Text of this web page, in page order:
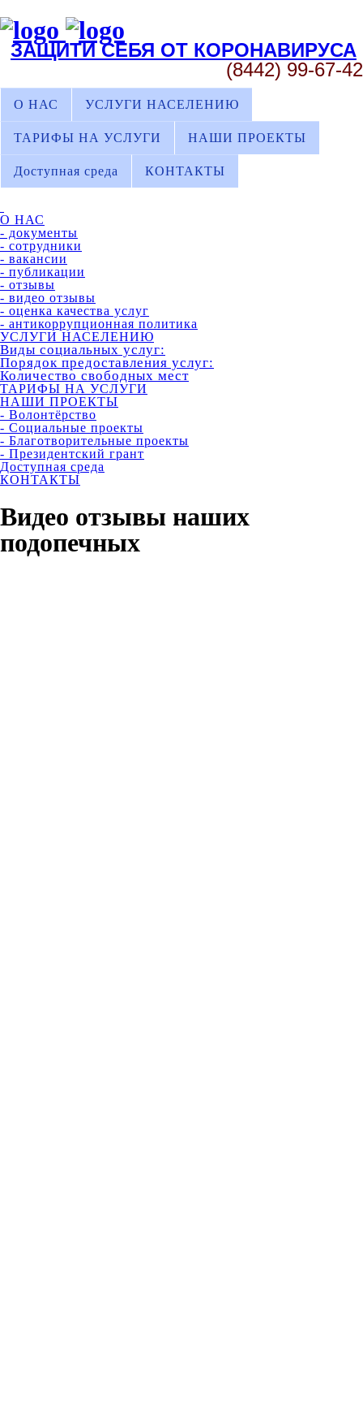
ЗАЩИТИ СЕБЯ ОТ КОРОНАВИРУСА
(8442) 99-67-42
О НАС УСЛУГИ НАСЕЛЕНИЮ
ТАРИФЫ НА УСЛУГИ НАШИ ПРОЕКТЫ
Доступная среда КОНТАКТЫ
О НАС
- документы
- сотрудники
- вакансии
- публикации
- отзывы
- видео отзывы
- оценка качества услуг
- антикоррупционная политика
УСЛУГИ НАСЕЛЕНИЮ
Виды социальных услуг:
Порядок предоставления услуг:
Количество свободных мест
ТАРИФЫ НА УСЛУГИ
НАШИ ПРОЕКТЫ
- Волонтёрство
- Социальные проекты
- Благотворительные проекты
- Президентский грант
Доступная среда
КОНТАКТЫ
Видео отзывы наших
подопечных